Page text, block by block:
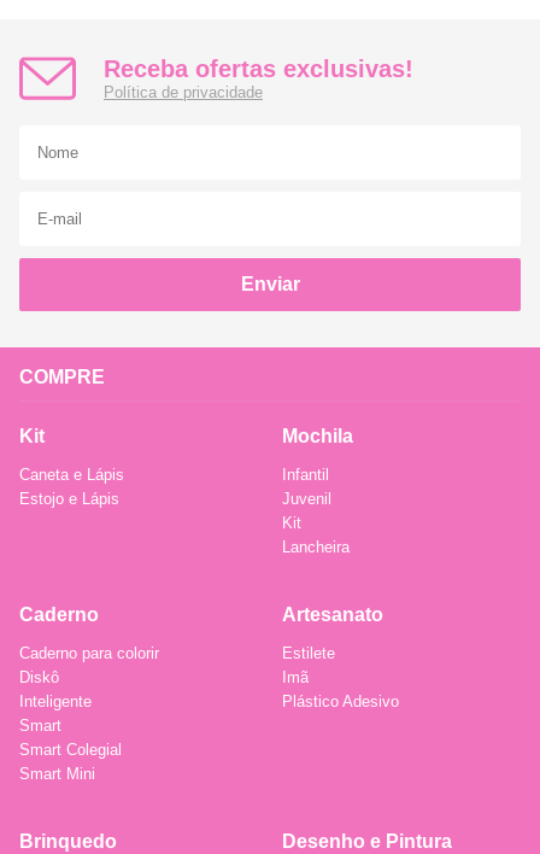
Receba ofertas exclusivas!
Política de privacidade
Enviar
COMPRE
Kit
Caneta e Lápis
Estojo e Lápis
Mochila
Infantil
Juvenil
Kit
Lancheira
Caderno
Caderno para colorir
Diskô
Inteligente
Smart
Smart Colegial
Smart Mini
Artesanato
Estilete
Imã
Plástico Adesivo
Brinquedo Desenho e Pintura